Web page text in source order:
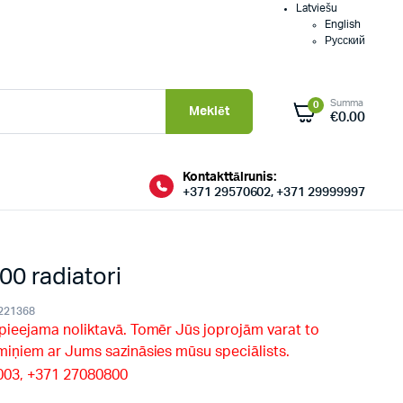
Latviešu
English
Русский
Meklēt 0 Summa
€0.00
Kontakttālrunis:
+371 29570602, +371 29999997
radiatori
noliktavā. Tomēr Jūs joprojām varat to
ar Jums sazināsies mūsu speciālists.
+371 27080800